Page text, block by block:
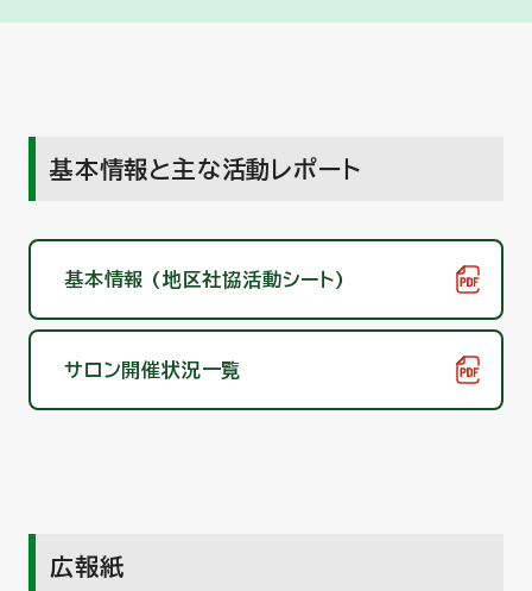
基本情報と主な活動レポート
基本情報 (地区社協活動シート)
サロン開催状況一覧
広報紙